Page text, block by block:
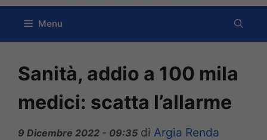
contenuto
Menu
Sanità, addio a 100 mila
medici: scatta l’allarme
9 Dicembre 2022 - 09:35 di Argia Renda